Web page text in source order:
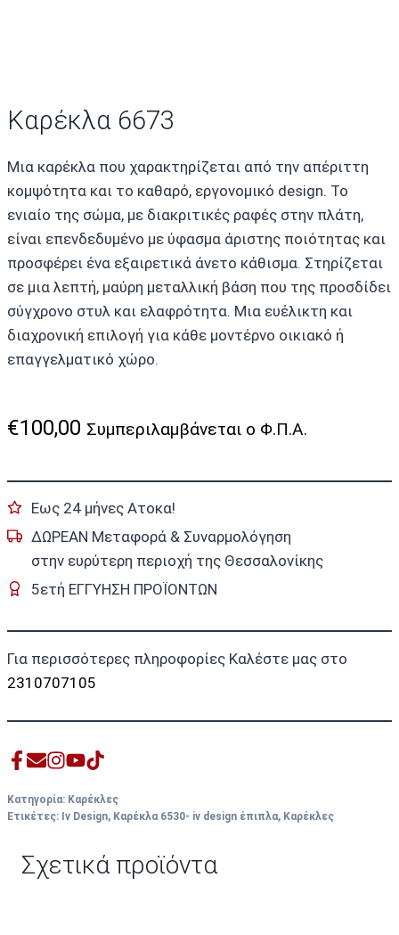
Καρέκλα 6673
Μια καρέκλα που χαρακτηρίζεται από την απέριττη
κομψότητα και το καθαρό, εργονομικό design. Το
ενιαίο της σώμα, με διακριτικές ραφές στην πλάτη,
είναι επενδεδυμένο με ύφασμα άριστης ποιότητας και
προσφέρει ένα εξαιρετικά άνετο κάθισμα. Στηρίζεται
σε μια λεπτή, μαύρη μεταλλική βάση που της προσδίδει
σύγχρονο στυλ και ελαφρότητα. Μια ευέλικτη και
διαχρονική επιλογή για κάθε μοντέρνο οικιακό ή
επαγγελματικό χώρο.
€100,00 Συμπεριλαμβάνεται ο Φ.Π.Α.
Εως 24 μήνες Ατοκα!
ΔΩΡΕΑΝ Μεταφορά & Συναρμολόγηση
στην ευρύτερη περιοχή της Θεσσαλονίκης
5ετή ΕΓΓΥΗΣΗ ΠΡΟΪΟΝΤΩΝ
Για περισσότερες πληροφορίες Καλέστε μας στο
2310707105
Κατηγορία: Καρέκλες
Ετικέτες: Iv Design, Καρέκλα 6530- iv design έπιπλα, Καρέκλες
Σχετικά προϊόντα